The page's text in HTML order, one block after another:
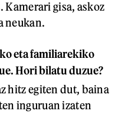
Kamerari gisa, askoz
neukan.
eta familiarekiko
Hori bilatu duzue?
hitz egiten dut, baina
inguruan izaten